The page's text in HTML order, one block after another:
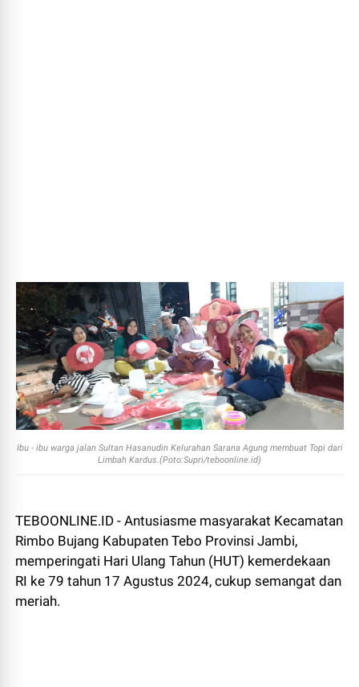
Ibu - ibu warga jalan Sultan Hasanudin Kelurahan Sarana Agung membuat Topi dari
Limbah Kardus.(Poto:Supri/teboonline.id)
TEBOONLINE.ID - Antusiasme masyarakat Kecamatan
Rimbo Bujang Kabupaten Tebo Provinsi Jambi,
memperingati Hari Ulang Tahun (HUT) kemerdekaan
RI ke 79 tahun 17 Agustus 2024, cukup semangat dan
meriah.